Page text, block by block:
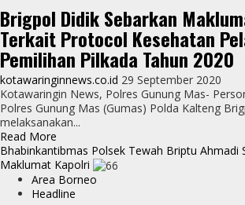
Sebarkan
Pamflet
Maklumat
Kapolri
Tentang
Protokol
Kesehatan
Brigpol Didik Sebarkan
Terkait Protocol Kesehatan
Pemilihan Pilkada Tahun 2020
kotawaringinnews.co.id 29 September 2020
Kotawaringin News, Polres Gunung Mas-
Polres Gunung Mas (Gumas) Polda Kalteng
melaksanakan...
Read More
more
about
Brigpol
Didik
Bhabinkantibmas Polsek Tewah Briptu Ahmadi
Maklumat Kapolri
Area Borneo
Headline